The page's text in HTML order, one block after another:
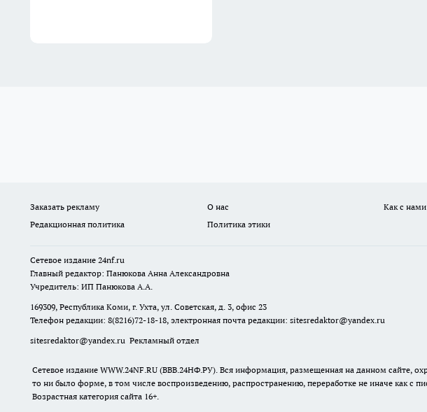
Заказать рекламу О нас
Как с нами
Редакционная политика
Политика этики
Сетевое издание 24nf.ru
Главный редактор: Панюкова Анна Александровна
Учредитель: ИП Панюкова А.А.
169309, Республика Коми, г. Ухта, ул. Советская, д. 3, офис 23
Телефон редакции: 8(8216)72-18-18, электронная почта редакции: sitesredaktor@yandex.ru
sitesredaktor@yandex.ru Рекламный отдел
Сетевое издание WWW.24NF.RU (ВВВ.24НФ.РУ). Вся информация, размещенная на данном сайте,
то ни было форме, в том числе воспроизведению, распространению, переработке не иначе как с
Возрастная категория сайта 16+.